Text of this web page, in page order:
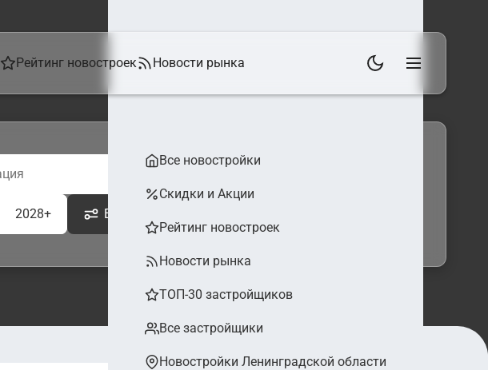
Рейтинг новостроек Новости рынка
Все новостройки
Скидки и Акции
Рейтинг новостроек
Новости рынка
ТОП-30 застройщиков
Все застройщики
Новостройки Ленинградской области
2028+ Ещё фильтры